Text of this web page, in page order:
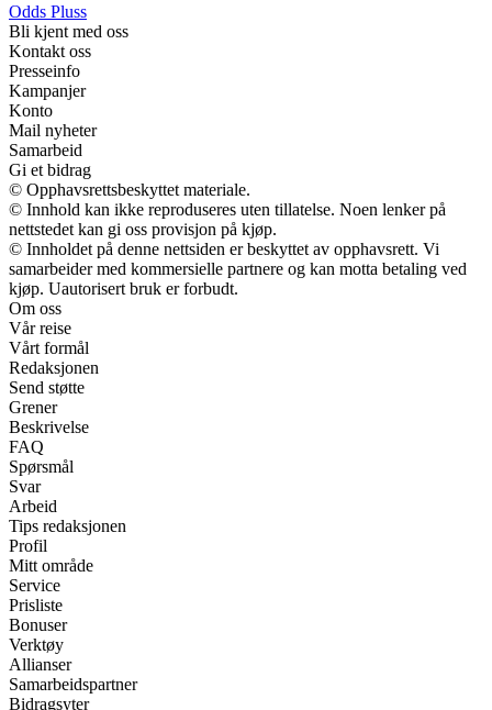
Odds Pluss
Bli kjent med oss
Kontakt oss
Presseinfo
Kampanjer
Konto
Mail nyheter
Samarbeid
Gi et bidrag
© Opphavsrettsbeskyttet materiale.
© Innhold kan ikke reproduseres uten tillatelse. Noen lenker på
nettstedet kan gi oss provisjon på kjøp.
© Innholdet på denne nettsiden er beskyttet av opphavsrett. Vi
samarbeider med kommersielle partnere og kan motta betaling ved
kjøp. Uautorisert bruk er forbudt.
Om oss
Vår reise
Vårt formål
Redaksjonen
Send støtte
Grener
Beskrivelse
FAQ
Spørsmål
Svar
Arbeid
Tips redaksjonen
Profil
Mitt område
Service
Prisliste
Bonuser
Verktøy
Allianser
Samarbeidspartner
Bidragsyter